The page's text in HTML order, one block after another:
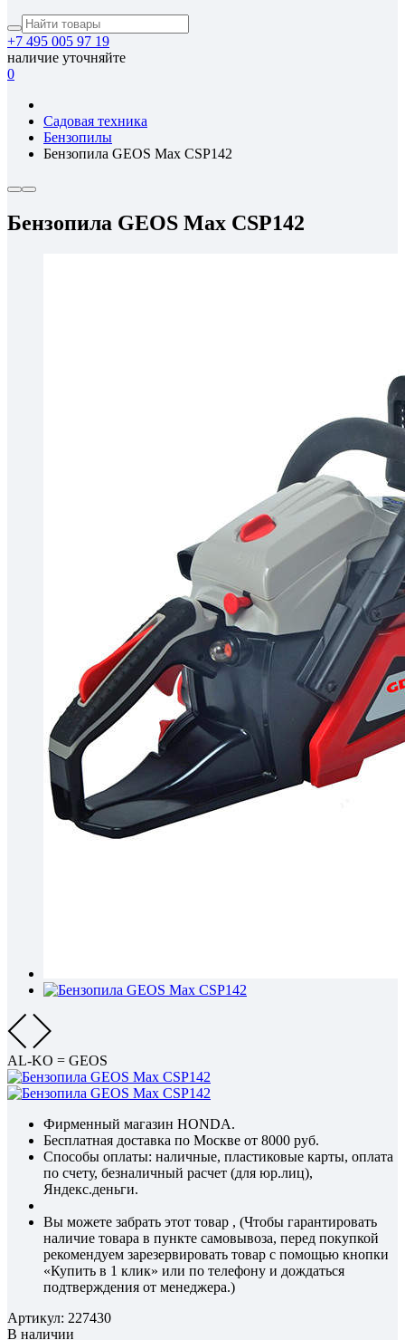
+7 495 005 97 19
наличие уточняйте
0
Садовая техника
Бензопилы
Бензопила GEOS Max CSP142
Бензопила GEOS Max CSP142
AL-KO = GEOS
Фирменный магазин HONDA.
Бесплатная доставка по Москве от 8000 руб.
Способы оплаты: наличные, пластиковые карты, оплата
по счету, безналичный расчет (для юр.лиц),
Яндекс.деньги.
Вы можете забрать этот товар , (Чтобы гарантировать
наличие товара в пункте самовывоза, перед покупкой
рекомендуем зарезервировать товар с помощью кнопки
«Купить в 1 клик» или по телефону и дождаться
подтверждения от менеджера.)
Артикул: 227430
В наличии